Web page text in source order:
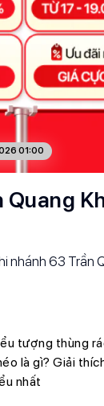
01:00
Quang
nhánh 63
tượng thùng
là gì? Giải
nhất